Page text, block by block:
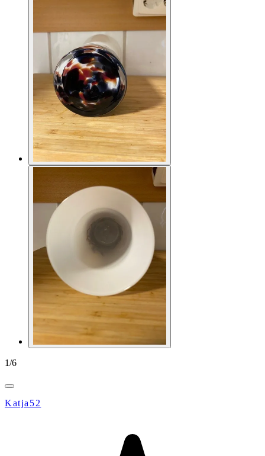
1/6
Katja52